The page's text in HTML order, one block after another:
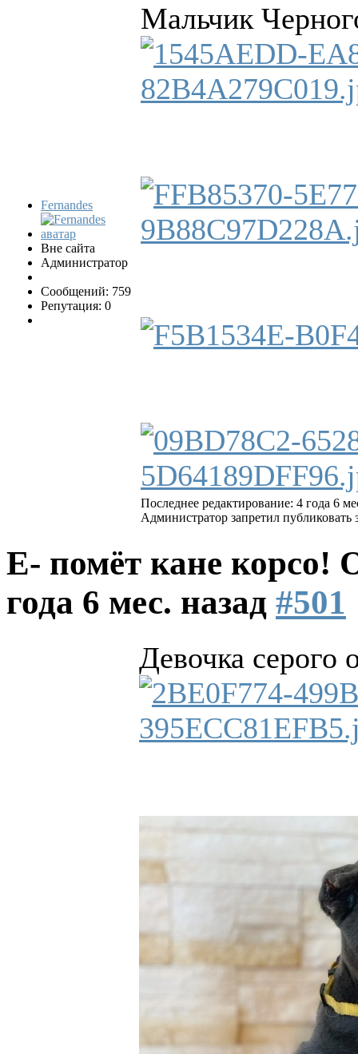
Fernandes
Вне сайта
Администратор
Сообщений: 759
Репутация: 0
Мальчик
Последнее редактирование: 4 года 6
Администратор запретил публиковать
Е- помёт кане корсо!
года 6 мес. назад #501
Девочка серого